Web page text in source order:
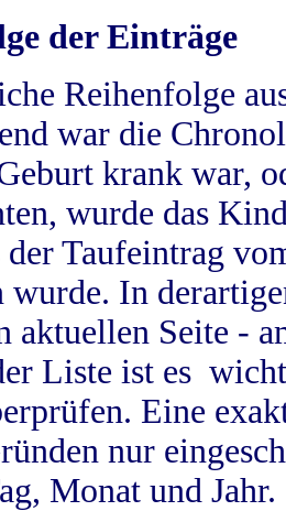
der Einträge
Reihenfolge
war die
krank war,
wurde das
der Taufeintrag
wurde. In
aktuellen Seite -
Liste ist es
Eine
nur
Monat und Jahr.